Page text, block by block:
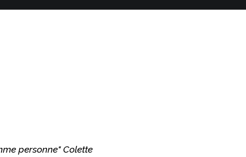
personne" Colette